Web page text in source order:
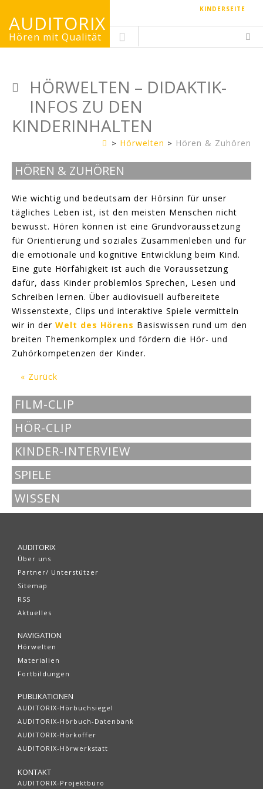
KINDERSEITE
AUDITORIX
Hören mit Qualität
HÖRWELTEN – DIDAKTIK-
INFOS ZU DEN
KINDERINHALTEN
Erwachsenenseite
Hörwelten Hören & Zuhören
HÖREN & ZUHÖREN
Wie wichtig und bedeutsam der Hörsinn für unser
tägliches Leben ist, ist den meisten Menschen nicht
bewusst. Hören können ist eine Grundvoraussetzung
für Orientierung und soziales Zusammenleben und für
die emotionale und kognitive Entwicklung beim Kind.
Eine gute Hörfähigkeit ist auch die Voraussetzung
dafür, dass Kinder problemlos Sprechen, Lesen und
Schreiben lernen. Über audiovisuell aufbereitete
Wissenstexte, Clips und interaktive Spiele vermitteln
wir in der Welt des Hörens Basiswissen rund um den
breiten Themenkomplex und fördern die Hör- und
Zuhörkompetenzen der Kinder.
« Zurück
FILM-CLIP
HÖR-CLIP
KINDER-INTERVIEW
SPIELE
WISSEN
AUDITORIX
Über uns
Partner/ Unterstützer
Sitemap
RSS
Aktuelles
NAVIGATION
Hörwelten
Materialien
Fortbildungen
PUBLIKATIONEN
AUDITORIX-Hörbuchsiegel
AUDITORIX-Hörbuch-Datenbank
AUDITORIX-Hörkoffer
AUDITORIX-Hörwerkstatt
KONTAKT
AUDITORIX-Projektbüro